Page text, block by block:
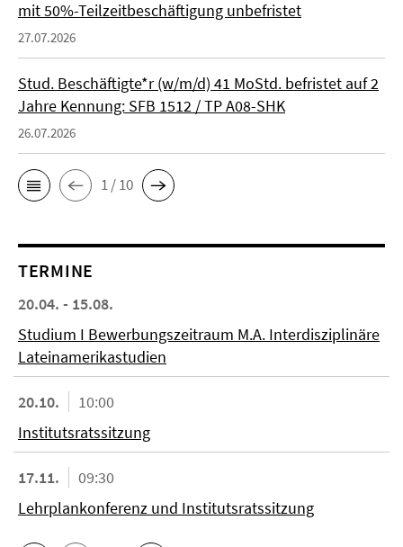
mit 50%-Teilzeitbeschäftigung unbefristet
27.07.2026
Stud. Beschäftigte*r (w/m/d) 41 MoStd. befristet auf 2
Jahre Kennung: SFB 1512 / TP A08-SHK
26.07.2026
1 / 10
TERMINE
20.04. - 15.08.
Studium I Bewerbungszeitraum M.A. Interdisziplinäre
Lateinamerikastudien
20.10.
10:00
Institutsratssitzung
17.11.
09:30
Lehrplankonferenz und Institutsratssitzung